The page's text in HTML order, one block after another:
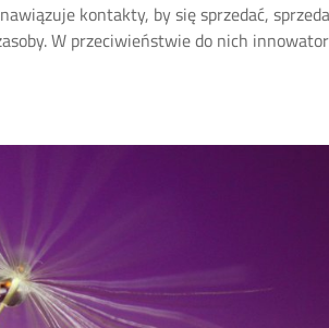
kontakty, by się sprzedać,
W przeciwieństwie do nich